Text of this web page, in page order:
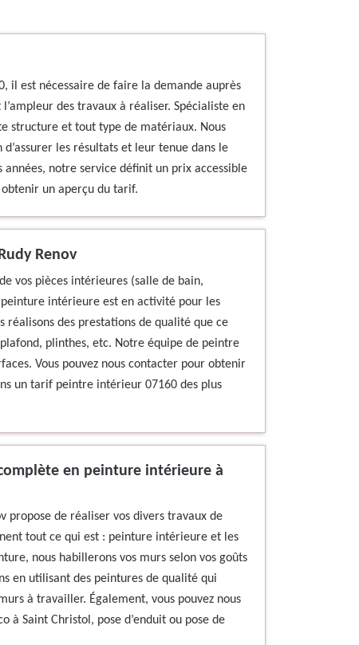
il est nécessaire de faire la demande auprès
des travaux à réaliser. Spécialiste en
structure et tout type de matériaux. Nous
les résultats et leur tenue dans le
notre service définit un prix accessible
un aperçu du tarif.
Renov
vos pièces intérieures (salle de bain,
intérieure est en activité pour les
des prestations de qualité que ce
plinthes, etc. Notre équipe de peintre
Vous pouvez nous contacter pour obtenir
un tarif peintre intérieur 07160 des plus
en peinture intérieure à
propose de réaliser vos divers travaux de
tout ce qui est : peinture intérieure et les
nous habillerons vos murs selon vos goûts
en utilisant des peintures de qualité qui
à travailler. Également, vous pouvez nous
à Saint Christol, pose d’enduit ou pose de